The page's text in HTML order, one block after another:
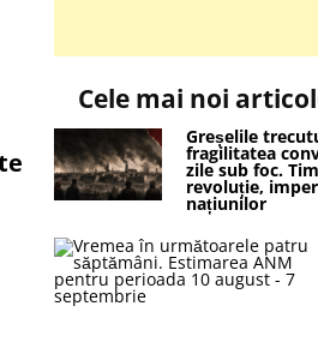
Cele mai noi
Greșelile
fragilitatea
zile sub foc.
revoluție,
națiunilor